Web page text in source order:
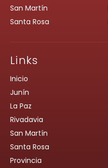
San Martín
Santa Rosa
Links
Inicio
Junín
La Paz
Rivadavia
San Martín
Santa Rosa
Provincia